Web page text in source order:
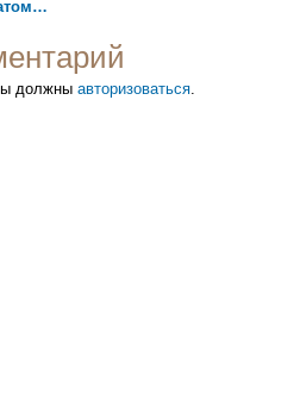
должны авторизоваться.